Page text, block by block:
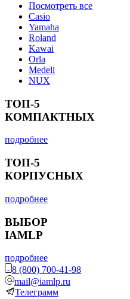
Посмотреть все
Casio
Yamaha
Roland
Kawai
Orla
Medeli
NUX
ТОП-5
КОМПАКТНЫХ
подробнее
ТОП-5
КОРПУСНЫХ
подробнее
ВЫБОР
IAMLP
подробнее
8 (800) 700-41-98
mail@iamlp.ru
Телеграмм